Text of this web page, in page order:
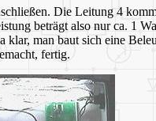
Die Leitung 4
beträgt also nur ca. 1
man baut sich eine
fertig.